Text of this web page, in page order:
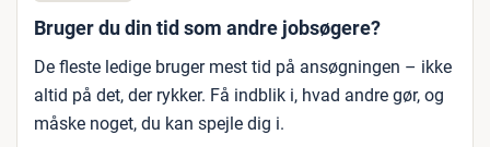
Bruger du din tid som andre jobsøgere?
De fleste ledige bruger mest tid på ansøgningen – ikke
altid på det, der rykker. Få indblik i, hvad andre gør, og
måske noget, du kan spejle dig i.